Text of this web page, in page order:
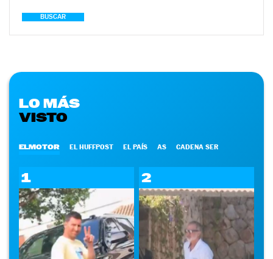
BUSCAR
LO MÁS
VISTO
ELMOTOR EL HUFFPOST EL PAÍS AS CADENA SER
1 2